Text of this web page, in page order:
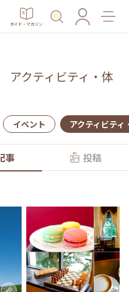
ガイド・マガジン
アクティビティ・体
イベント アクティビティ
事 投稿